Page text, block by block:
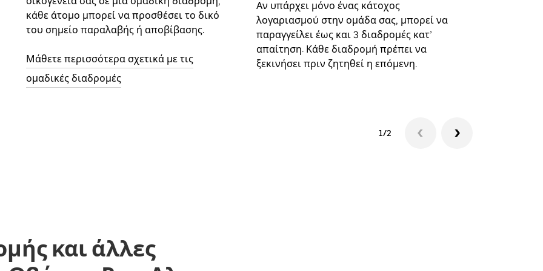
κάθε άτομο μπορεί να προσθέσει το δικό
του σημείο παραλαβής ή αποβίβασης.
Μάθετε περισσότερα σχετικά με τις
ομαδικές διαδρομές
Αν υπάρχει μόνο ένας κάτοχος
λογαριασμού στην ομάδα σας, μπορεί να
παραγγείλει έως και 3 διαδρομές κατ’
απαίτηση. Κάθε διαδρομή πρέπει να
ξεκινήσει πριν ζητηθεί η επόμενη.
1/2
και άλλες